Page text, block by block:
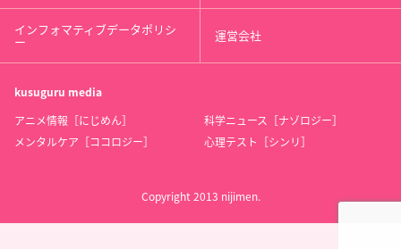
インフォマティブデータポリシ
ー 運営会社
kusuguru media
アニメ情報［にじめん］
科学ニュース［ナゾロジー］
メンタルケア［ココロジー］
心理テスト［シンリ］
Copyright 2013 nijimen.